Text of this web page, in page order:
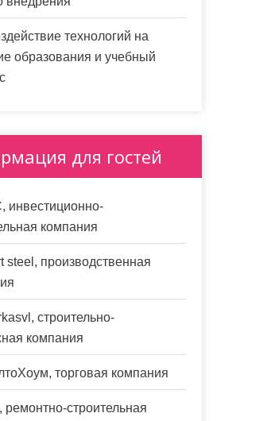
технологий на
образования и учебный
для гостей
инвестиционно-
компания
steel, производственная
строительно-
компания
торговая компания
ремонтно-строительная